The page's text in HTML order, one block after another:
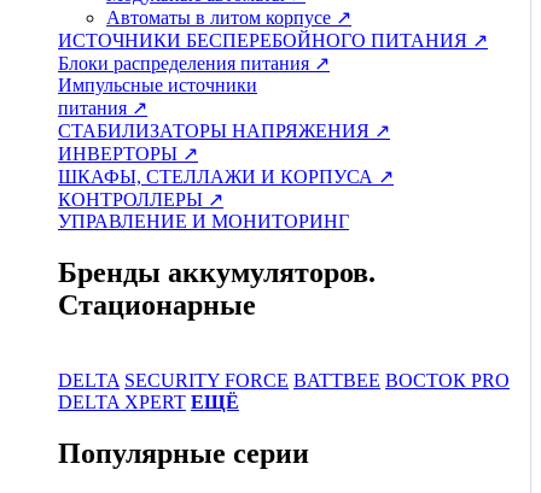
Автоматы в литом корпусе ↗
ИСТОЧНИКИ БЕСПЕРЕБОЙНОГО ПИТАНИЯ ↗
Блоки распределения питания ↗
Импульсные источники
питания ↗
СТАБИЛИЗАТОРЫ НАПРЯЖЕНИЯ ↗
ИНВЕРТОРЫ ↗
ШКАФЫ, СТЕЛЛАЖИ И КОРПУСА ↗
КОНТРОЛЛЕРЫ ↗
УПРАВЛЕНИЕ И МОНИТОРИНГ
Бренды аккумуляторов.
Стационарные
DELTA SECURITY FORCE BATTBEE ВОСТОК PRO
DELTA XPERT ЕЩЁ
Популярные серии